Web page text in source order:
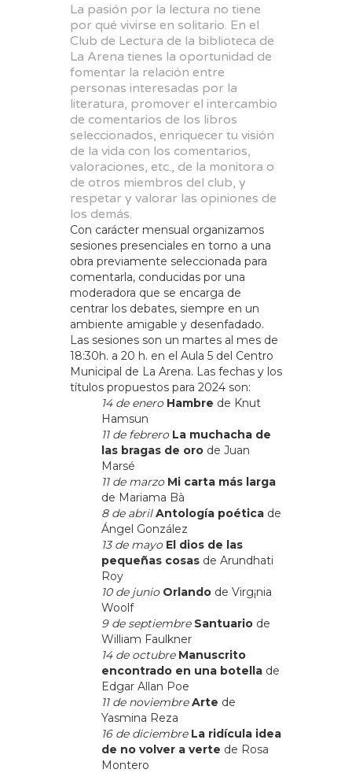
La pasión por la lectura no tiene
por qué vivirse en solitario. En el
Club de Lectura de la biblioteca de
La Arena tienes la oportunidad de
fomentar la relación entre
personas interesadas por la
literatura, promover el intercambio
de comentarios de los libros
seleccionados, enriquecer tu visión
de la vida con los comentarios,
valoraciones, etc., de la monitora o
de otros miembros del club, y
respetar y valorar las opiniones de
los demás.
Con carácter mensual organizamos
sesiones presenciales en torno a una
obra previamente seleccionada para
comentarla, conducidas por una
moderadora que se encarga de
centrar los debates, siempre en un
ambiente amigable y desenfadado.
Las sesiones son un martes al mes de
18:30h. a 20 h. en el Aula 5 del Centro
Municipal de La Arena. Las fechas y los
títulos propuestos para 2024 son:
14 de enero Hambre de Knut
Hamsun
11 de febrero La muchacha de
las bragas de oro de Juan
Marsé
11 de marzo Mi carta más larga
de Mariama Bà
8 de abril Antología poética de
Ángel González
13 de mayo El dios de las
pequeñas cosas de Arundhati
Roy
10 de junio Orlando de Virg¡nia
Woolf
9 de septiembre Santuario de
William Faulkner
14 de octubre Manuscrito
encontrado en una botella de
Edgar Allan Poe
11 de noviembre Arte de
Yasmina Reza
16 de diciembre La ridícula idea
de no volver a verte de Rosa
Montero